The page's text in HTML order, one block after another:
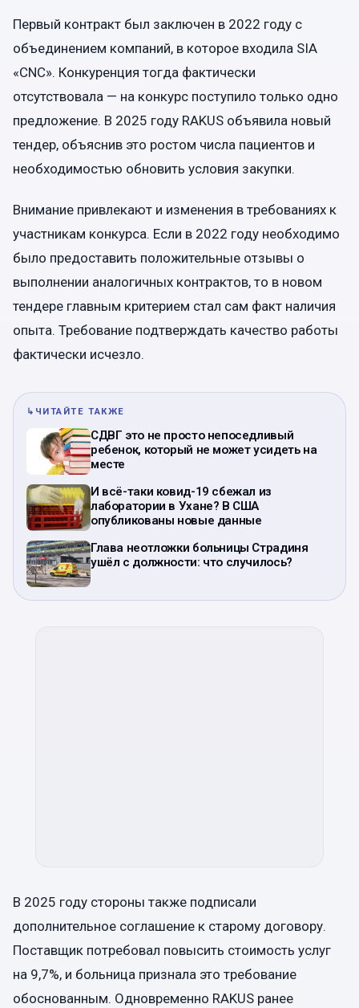
Первый контракт был заключен в 2022 году с
объединением компаний, в которое входила SIA
«CNC». Конкуренция тогда фактически
отсутствовала — на конкурс поступило только одно
предложение. В 2025 году RAKUS объявила новый
тендер, объяснив это ростом числа пациентов и
необходимостью обновить условия закупки.
Внимание привлекают и изменения в требованиях к
участникам конкурса. Если в 2022 году необходимо
было предоставить положительные отзывы о
выполнении аналогичных контрактов, то в новом
тендере главным критерием стал сам факт наличия
опыта. Требование подтверждать качество работы
фактически исчезло.
↳ ЧИТАЙТЕ ТАКЖЕ
СДВГ это не просто непоседливый
ребенок, который не может усидеть на
месте
И всё-таки ковид-19 сбежал из
лаборатории в Ухане? В США
опубликованы новые данные
Глава неотложки больницы Страдиня
ушёл с должности: что случилось?
В 2025 году стороны также подписали
дополнительное соглашение к старому договору.
Поставщик потребовал повысить стоимость услуг
на 9,7%, и больница признала это требование
обоснованным. Одновременно RAKUS ранее